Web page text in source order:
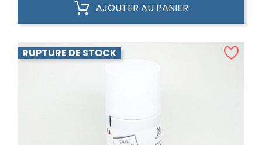
AJOUTER AU PANIER
RUPTURE DE STOCK